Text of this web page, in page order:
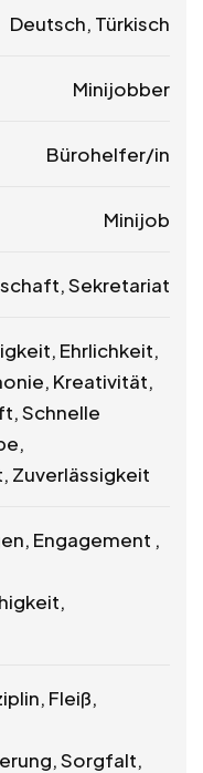
Deutsch, Türkisch
Minijobber
Bürohelfer/in
Minijob
Sekretariat
Ehrlichkeit,
Kreativität,
Schnelle
Zuverlässigkeit
Engagement ,
Fleiß,
Sorgfalt,